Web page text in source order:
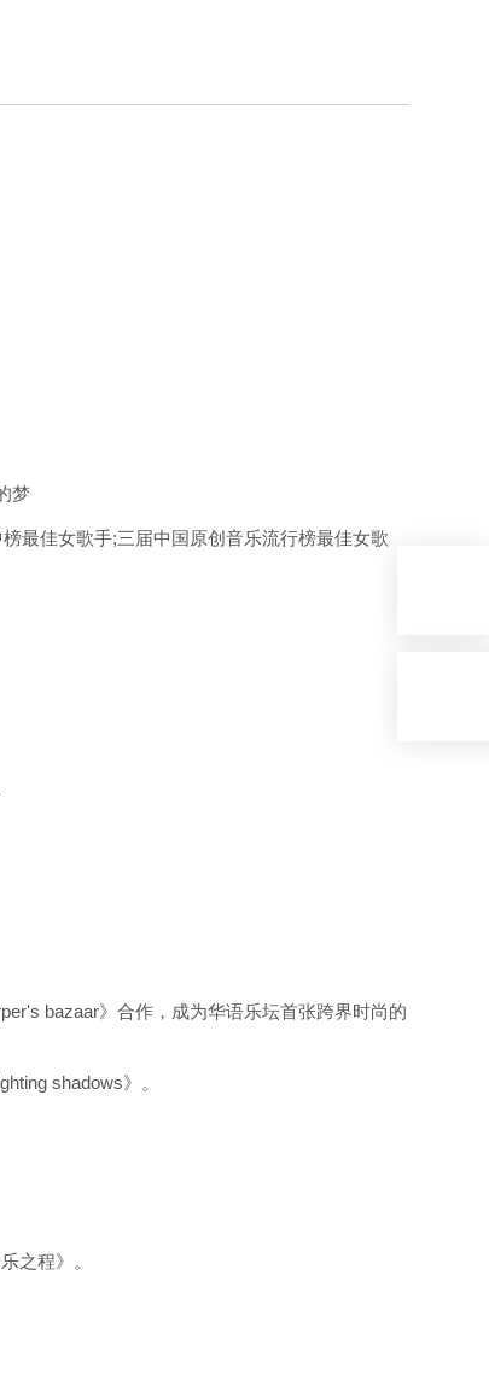
梦
最佳女歌手;三届中国原创音乐流行榜最佳女歌
bazaar》合作，成为华语乐坛首张跨界时尚的
shadows》。
之程》。